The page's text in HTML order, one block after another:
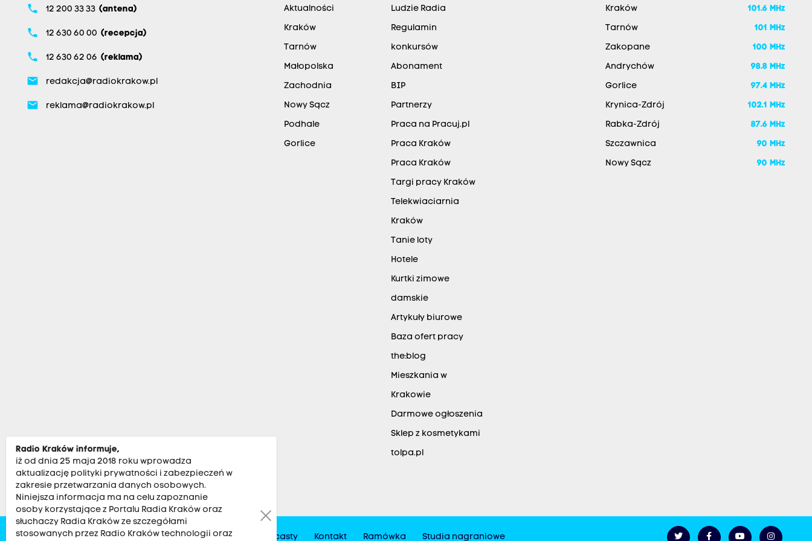
phone 12 200 33 33 (antena)
phone 12 630 60 00 (recepcja)
phone 12 630 62 06 (reklama)
email redakcja@radiokrakow.pl
email reklama@radiokrakow.pl
Aktualności
Kraków
Tarnów
Małopolska
Zachodnia
Nowy Sącz
Podhale
Gorlice
Ludzie Radia
Regulamin
konkursów
Abonament
BIP
Partnerzy
Praca na Pracuj.pl
Praca Kraków
Praca Kraków
Targi pracy Kraków
Telekwiaciarnia
Kraków
Tanie loty
Hotele
Kurtki zimowe
damskie
Artykuły biurowe
Baza ofert pracy
the:blog
Mieszkania w
Krakowie
Darmowe ogłoszenia
Sklep z kosmetykami
tolpa.pl
Kraków 101.6 MHz
Tarnów 101 MHz
Zakopane 100 MHz
Andrychów 98.8 MHz
Gorlice 97.4 MHz
Krynica-Zdrój 102.1 MHz
Rabka-Zdrój 87.6 MHz
Szczawnica 90 MHz
Nowy Sącz 90 MHz
Zobacz Kultura Sport Muzyka Audycje Podcasty Kontakt Ramówka Studia nagraniowe
Radio Kraków informuje,
iż od dnia 25 maja 2018 roku wprowadza
aktualizację polityki prywatności i zabezpieczeń w
zakresie przetwarzania danych osobowych.
Niniejsza informacja ma na celu zapoznanie
osoby korzystające z Portalu Radia Kraków oraz
słuchaczy Radia Kraków ze szczegółami
stosowanych przez Radio Kraków technologii oraz